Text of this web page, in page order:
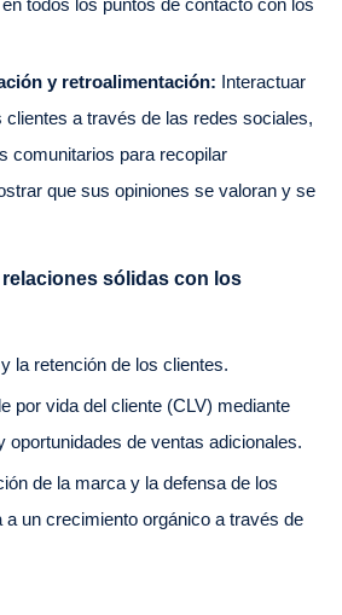
todos los puntos de contacto con los
y retroalimentación: Interactuar
a través de las redes sociales,
comunitarios para recopilar
que sus opiniones se valoran y se
sólidas con los
la retención de los clientes.
por vida del cliente (CLV) mediante
oportunidades de ventas adicionales.
de la marca y la defensa de los
a un crecimiento orgánico a través de